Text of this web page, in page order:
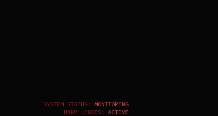
SYSTEM STATUS: MONITORING
HARM LENSES: ACTIVE